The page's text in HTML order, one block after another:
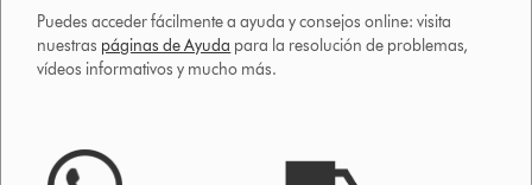
Puedes acceder fácilmente a ayuda y consejos online: visita
nuestras páginas de Ayuda para la resolución de problemas,
vídeos informativos y mucho más.